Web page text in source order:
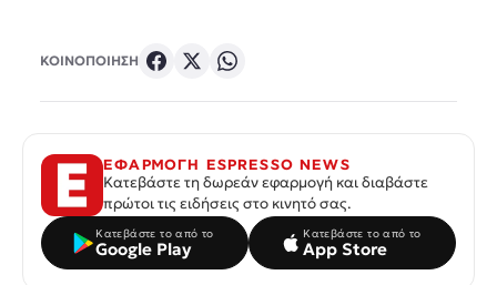
ΚΟΙΝΟΠΟΙΗΣΗ
ΕΦΑΡΜΟΓΗ ESPRESSO NEWS
Κατεβάστε τη δωρεάν εφαρμογή και διαβάστε
πρώτοι τις ειδήσεις στο κινητό σας.
Κατεβάστε το από το
Google Play
Κατεβάστε το από το
App Store